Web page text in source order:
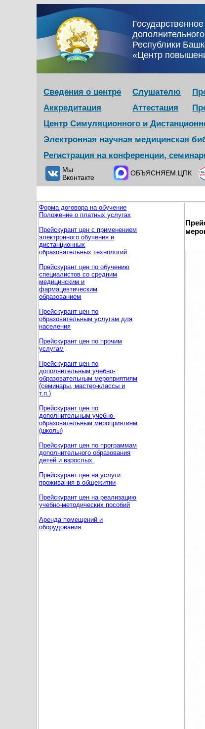
Республики
«Центр
Сведения о центре Слушателю
Аккредитация
Аттестация
Центр Симуляционного и
Электронная научная медицинская
Регистрация на конференции,
Мы
Вконтакте
ОБЪЯСНЯЕМ.ЦПК
Форма договора на обучение
Положение о платных услугах
Прейскурант цен c применением
электронного обучения и
дистанционных
образовательных технологий
Прейскурант цен по обучению
специалистов со средним
медицинским и
фармацевтическим
образованием
Прейскурант цен по
образовательным услугам для
населения
Прейскурант цен по прочим
услугам
Прейскурант цен по
дополнительным учебно-
образовательным мероприятиям
(семинары, мастер-классы и
т.п.)
Прейскурант цен по
дополнительным учебно-
образовательным мероприятиям
(школы)
Прейскурант цен по программам
дополнительного образования
детей и взрослых.
Прейскурант цен на услуги
проживания в общежитии
Прейскурант цен на реализацию
учебно-методических пособий
Аренда помещений и
оборудования